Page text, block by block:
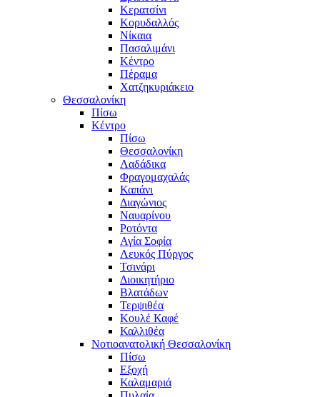
Κερατσίνι
Κορυδαλλός
Νίκαια
Πασαλιμάνι
Κέντρο
Πέραμα
Χατζηκυριάκειο
Θεσσαλονίκη
Πίσω
Κέντρο
Πίσω
Θεσσαλονίκη
Λαδάδικα
Φραγομαχαλάς
Καπάνι
Διαγώνιος
Ναυαρίνου
Ροτόντα
Αγία Σοφία
Λευκός Πύργος
Τσινάρι
Διοικητήριο
Βλατάδων
Τερψιθέα
Κουλέ Καφέ
Καλλιθέα
Νοτιοανατολική Θεσσαλονίκη
Πίσω
Εξοχή
Καλαμαριά